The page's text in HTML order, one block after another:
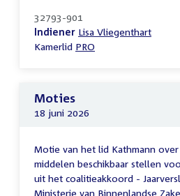
32793-901
Indiener Lisa Vliegenthart
Kamerlid PRO
Moties
18 juni 2026
Motie van het lid Kathmann
middelen beschikbaar stellen
uit het coalitieakkoord -
Ministerie van Binnenlandse